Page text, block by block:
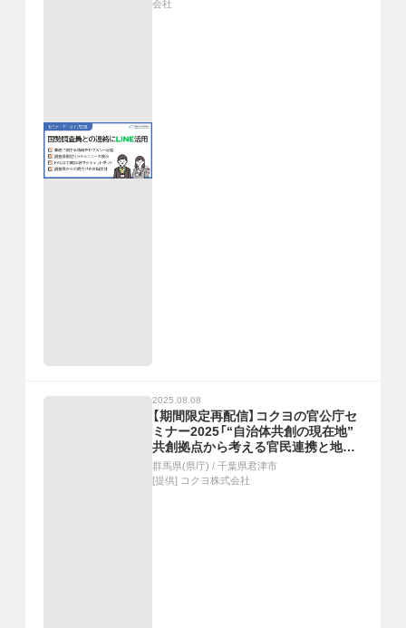
会社
2025.08.08
【期間限定再配信】コクヨの官公庁セ
ミナー2025「“自治体共創の現在地”
共創拠点から考える官民連携と地域
活性化」
群馬県(県庁) / 千葉県君津市
[提供] コクヨ株式会社